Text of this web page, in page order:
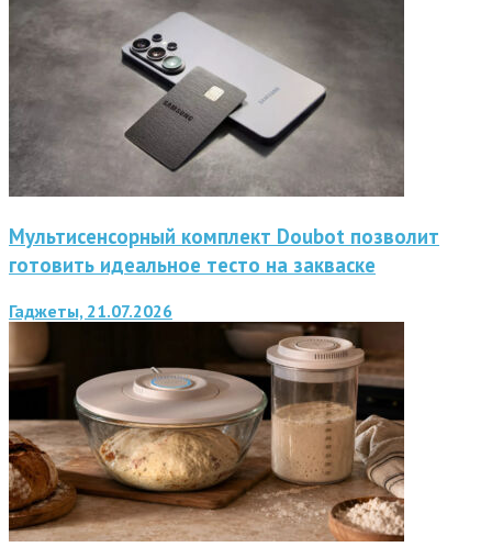
Мультисенсорный комплект Doubot позволит
готовить идеальное тесто на закваске
Гаджеты, 21.07.2026